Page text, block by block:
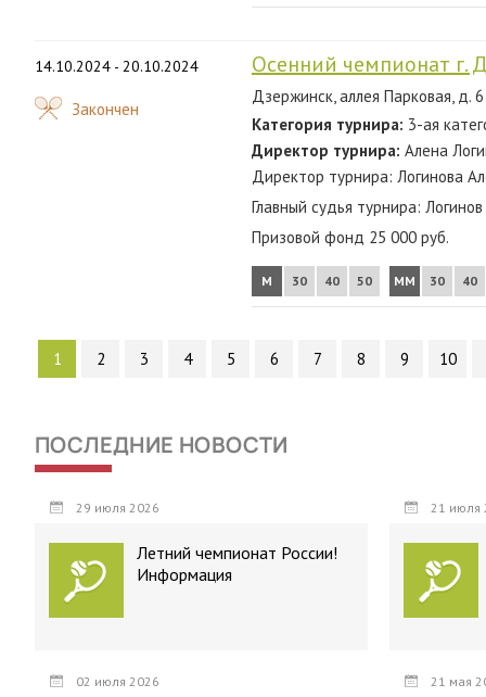
14.10.2024 - 20.10.2024
Закончен
Осенний чемпионат г.
Дзержинск, аллея Парковая, д.
Категория турнира: 3-ая
Директор турнира: Алена
Директор турнира: Логинова
Главный судья турнира:
Призовой фонд 25 000 руб.
М 30 40 50 ММ 30 40
1 2 3 4 5 6 7 8 9 10
ПОСЛЕДНИЕ НОВОСТИ
29 июля 2026
Летний чемпионат России!
Информация
21 июля
02 июля 2026 21 мая